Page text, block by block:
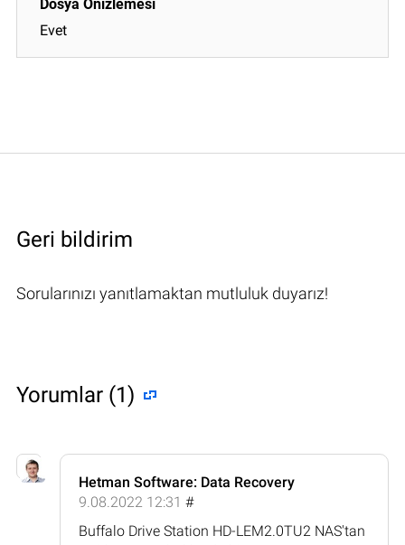
Evet
Geri bildirim
Sorularınızı yanıtlamaktan mutluluk duyarız!
Yorumlar (1)
Hetman Software: Data Recovery
9.08.2022 12:31 #
Buffalo Drive Station HD-LEM2.0TU2 NAS'tan